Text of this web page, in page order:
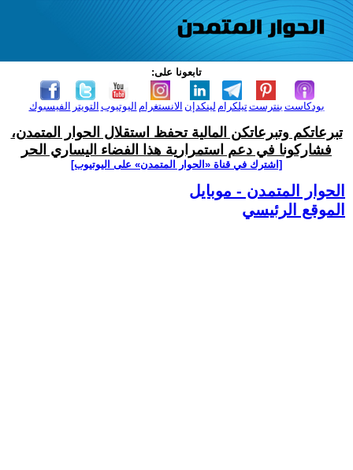
تابعونا على:
الفيسبوك التويتر اليوتيوب الانستغرام لينكدإن تيلكرامبنترست بودكاست
تبرعاتكم وتبرعاتكن المالية تحفظ استقلال الحوار المتمدن،
فشاركونا في دعم استمرارية هذا الفضاء اليساري الحر
[اشترك في قناة ‫«الحوار المتمدن» على اليوتيوب]
الحوار المتمدن - موبايل
الموقع الرئيسي